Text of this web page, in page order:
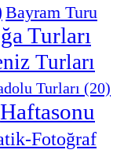
Bayram Turu
Turları
Turları
Turları (20)
Haftasonu
Fotoğraf